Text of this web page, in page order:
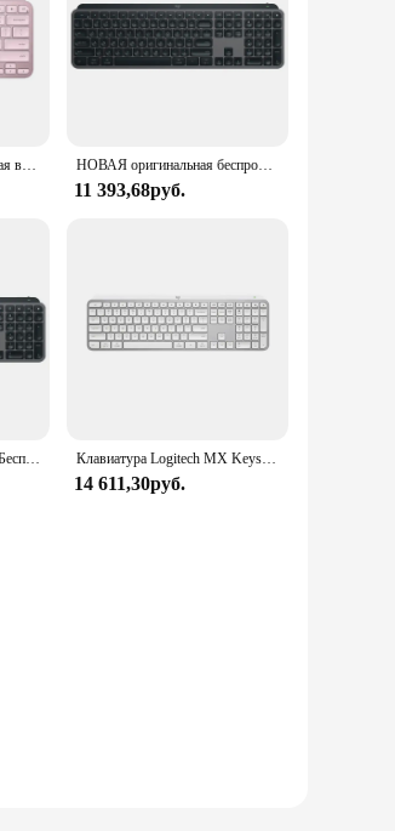
Миниатюрная беспроводная водонепроницаемая клавиатура Logitech Mx Keys с Bluetooth, тонкий бесшумный портативный ноутбук с 104 клавишами и подсветкой НОВАЯ оригинальная беспроводная Bluetooth-клавиатура Logitech MX Keys S, офисное подключение нескольких устройств с подсветкой, USB-болт, ультратонкое восстановительное устройство
11 393,68руб.
2024 Logitech MX Keys S Беспроводная Bluetooth клавиатура для офиса соединение нескольких устройств подсветка болт ультратонкая и портативная Клавиатура Logitech MX Keys S Bluetooth Беспроводная перезаряжаемая портативная с перекрестным экраном для ноутбука MAC
14 611,30руб.